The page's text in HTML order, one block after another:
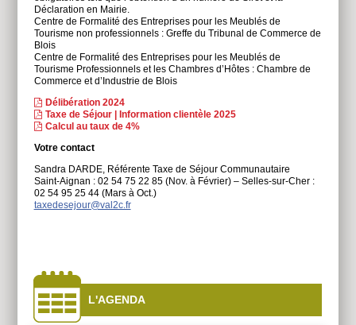
Déclaration en Mairie.
Centre de Formalité des Entreprises pour les Meublés de
Tourisme non professionnels : Greffe du Tribunal de Commerce de
Blois
Centre de Formalité des Entreprises pour les Meublés de
Tourisme Professionnels et les Chambres d’Hôtes : Chambre de
Commerce et d’Industrie de Blois
Délibération 2024
Taxe de Séjour | Information clientèle 2025
Calcul au taux de 4%
Votre contact
Sandra DARDE, Référente Taxe de Séjour Communautaire
Saint-Aignan : 02 54 75 22 85 (Nov. à Février) – Selles-sur-Cher :
02 54 95 25 44 (Mars à Oct.)
taxedesejour@val2c.fr
côtés
L'AGENDA